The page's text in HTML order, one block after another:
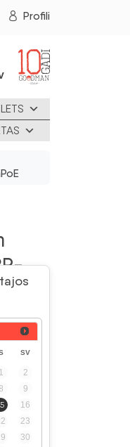
Profili
SV
1
2
9
16
23
30